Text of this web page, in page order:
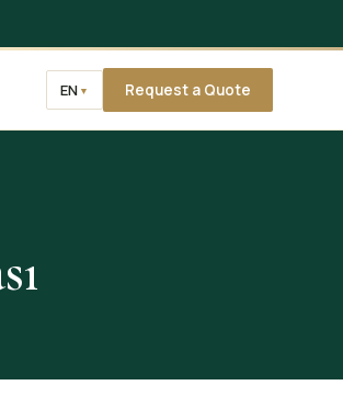
EN ▼ Request a Quote